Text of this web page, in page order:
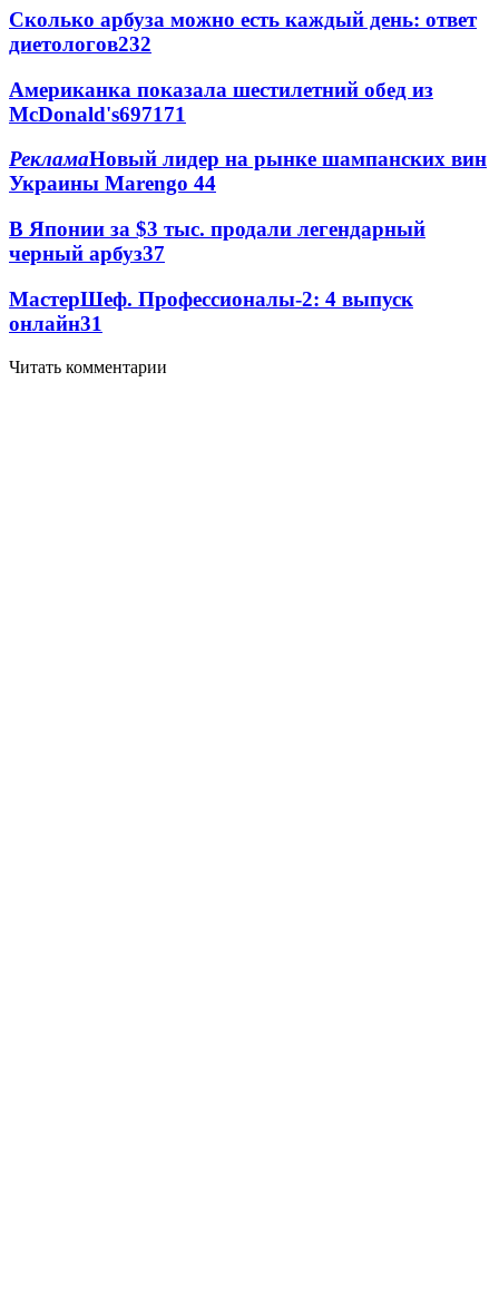
Сколько арбуза можно есть каждый день: ответ
диетологов232
Американка показала шестилетний обед из
McDonald's697171
РекламаНовый лидер на рынке шампанских вин
Украины Marengo 44
В Японии за $3 тыс. продали легендарный
черный арбуз37
МастерШеф. Профессионалы-2: 4 выпуск
онлайн31
Читать комментарии